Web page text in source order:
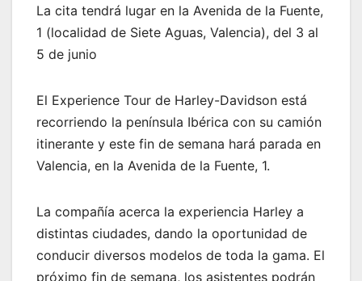
La cita tendrá lugar en la Avenida de la Fuente,
1 (localidad de Siete Aguas, Valencia), del 3 al
5 de junio
El Experience Tour de Harley-Davidson está
recorriendo la península Ibérica con su camión
itinerante y este fin de semana hará parada en
Valencia, en la Avenida de la Fuente, 1.
La compañía acerca la experiencia Harley a
distintas ciudades, dando la oportunidad de
conducir diversos modelos de toda la gama. El
próximo fin de semana, los asistentes podrán